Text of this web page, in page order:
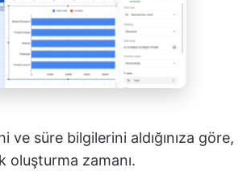
ve süre bilgilerini aldığınıza göre,
oluşturma zamanı.